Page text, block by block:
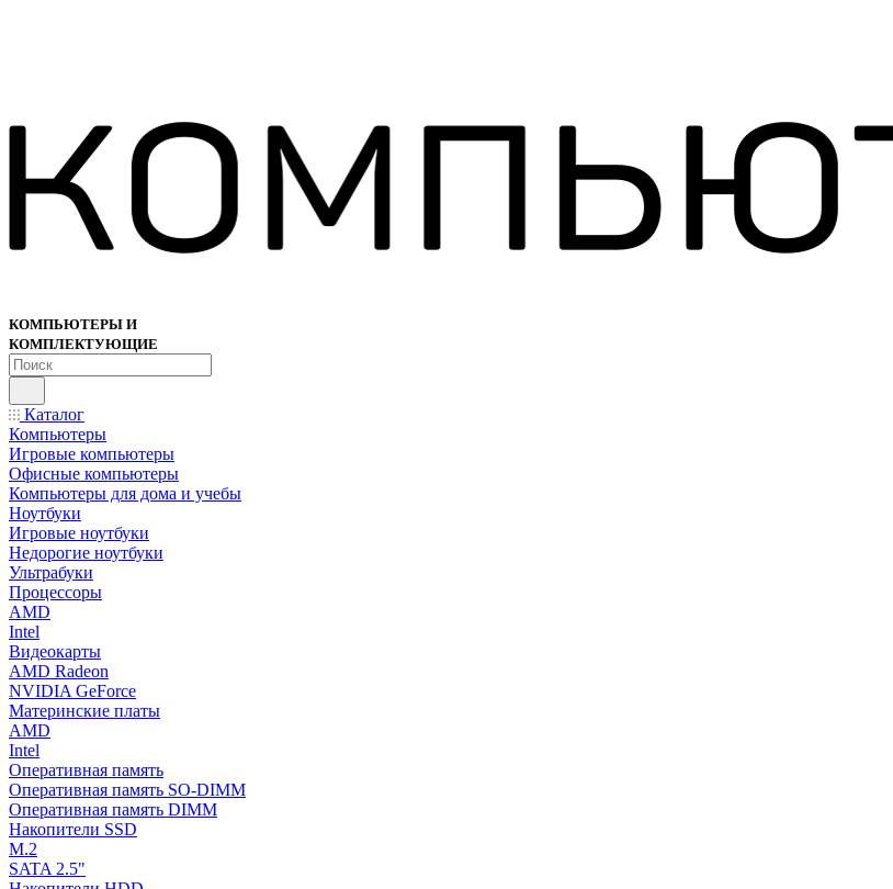
КОМПЬЮТЕРЫ И
КОМПЛЕКТУЮЩИЕ
Каталог
Компьютеры
Игровые компьютеры
Офисные компьютеры
Компьютеры для дома и учебы
Ноутбуки
Игровые ноутбуки
Недорогие ноутбуки
Ультрабуки
Процессоры
AMD
Intel
Видеокарты
AMD Radeon
NVIDIA GeForce
Материнские платы
AMD
Intel
Оперативная память
Оперативная память SO-DIMM
Оперативная память DIMM
Накопители SSD
M.2
SATA 2.5"